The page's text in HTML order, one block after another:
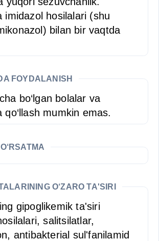
imidazol hosilalari (shu
bilan bir vaqtda
FOYDALANISH
bo‘lgan bolalar va
qo‘llash mumkin emas.
O‘ZARO TA'SIRI
gipoglikemik ta'siri
salitsilatlar,
antibakterial sul'fanilamid